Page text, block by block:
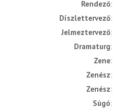
rendező
díszlettervező
jelmeztervező
dramaturg
zene
zenész
zenész
súgó